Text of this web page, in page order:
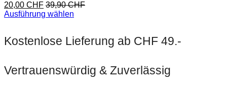
20,00 CHF 39,90CHF
Ausführung wählen
Kostenlose Lieferung ab CHF 49.-
Vertrauenswürdig & Zuverlässig